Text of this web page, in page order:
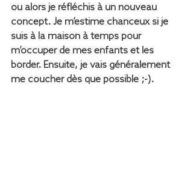
ou alors je réfléchis à un nouveau
concept. Je m’estime chanceux si je
suis à la maison à temps pour
m’occuper de mes enfants et les
border. Ensuite, je vais généralement
me coucher dès que possible ;-).